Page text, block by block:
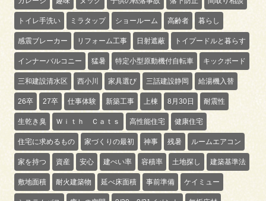
トイレ手洗い ミラタップ ショールーム 高齢者 暮らし
感震ブレーカー リフォーム工事 日射遮蔽 トイプードルと暮らす
インナーバルコニー 猛暑 特定小型原動機付自転車 キックボード
三和建設清水区 西小川 家具選び 三話建設静岡 給湯機入替
26卒 27卒 仕事体験 新築工事 上棟 8月30日 耐震性
生乾き臭 Ｗｉｔｈ Ｃａｔｓ 高性能住宅 健康住宅
住宅に求めるもの 家づくりの最初 神事 残暑 ルームエアコン
家を持つ 資産 安心 建ぺい率 容積率 土地探し 建築基準法
敷地面積 耐火建築物 延べ床面積 事前準備 ケイミュー